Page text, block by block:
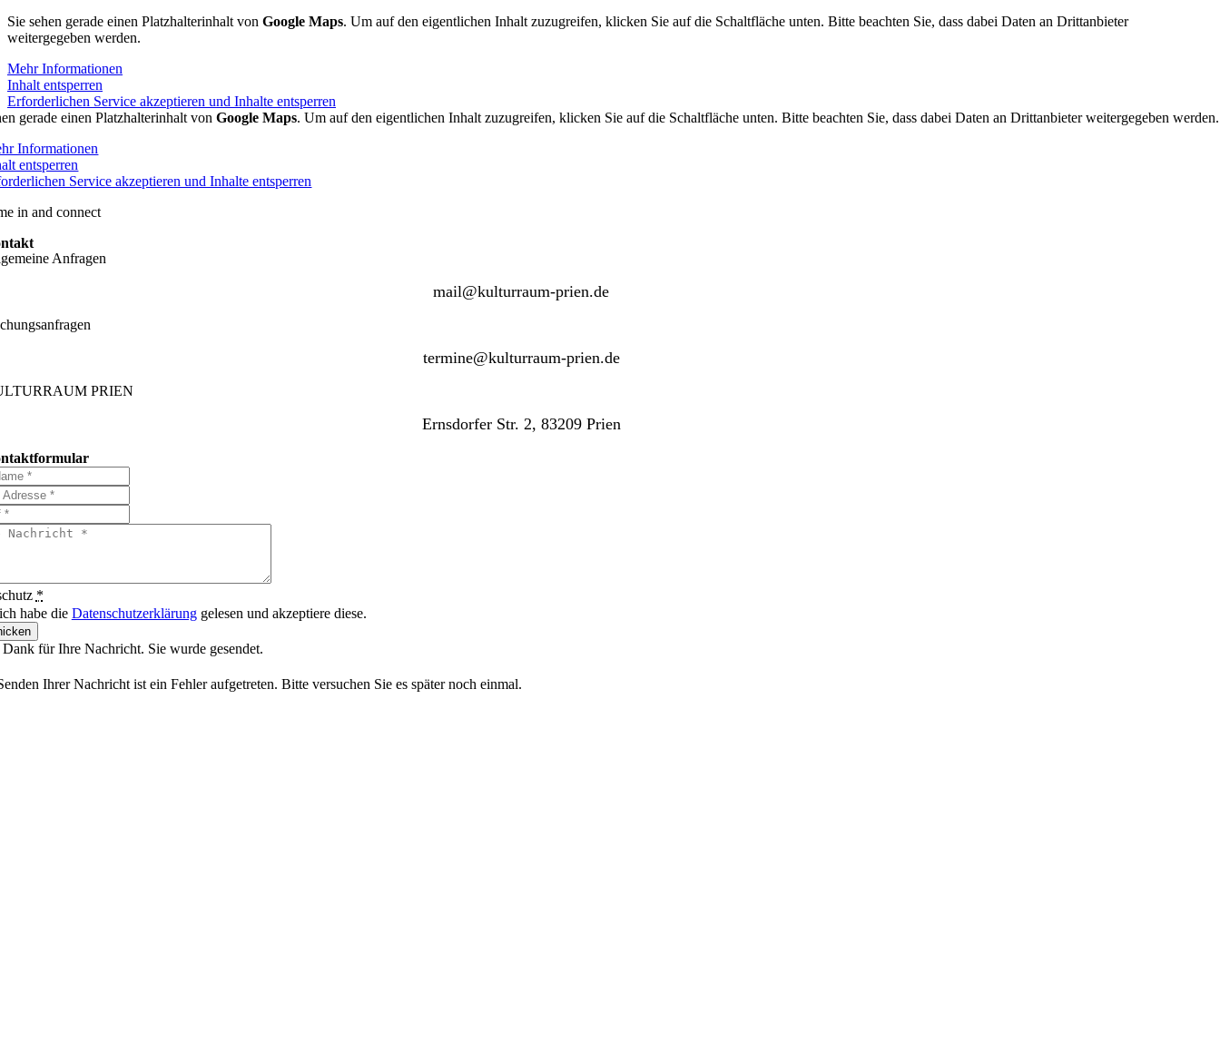
Sie sehen gerade einen Platzhalterinhalt von Google Maps. Um auf den eigentlichen Inhalt zuzugreifen, klicken Sie auf die Schaltfläche unten. Bitte beachten Sie, dass dabei Daten an Drittanbieter
weitergegeben werden.
Mehr Informationen
Inhalt entsperren
Erforderlichen Service akzeptieren und Inhalte entsperren
gerade einen Platzhalterinhalt vonGoogle Maps. Um auf den eigentlichen Inhalt zuzugreifen, klicken Sie auf die Schaltfläche unten. Bitte beachten Sie, dass dabei Daten an Drittanbieter weitergegeben werden.
Informationen
entsperren
Service akzeptieren und Inhalte entsperren
in and connect
Anfragen
mail@kulturraum-prien.de
termine@kulturraum-prien.de
PRIEN
Ernsdorfer Str. 2, 83209 Prien
*
habe die Datenschutzerklärunggelesen und akzeptiere diese.
für Ihre Nachricht. Sie wurde gesendet.
Ihrer Nachricht ist ein Fehler aufgetreten. Bitte versuchen Sie es später noch einmal.